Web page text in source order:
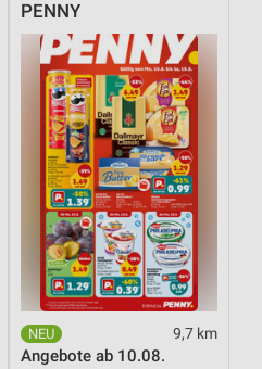
PENNY
9,7 km
Angebote ab 10.08.